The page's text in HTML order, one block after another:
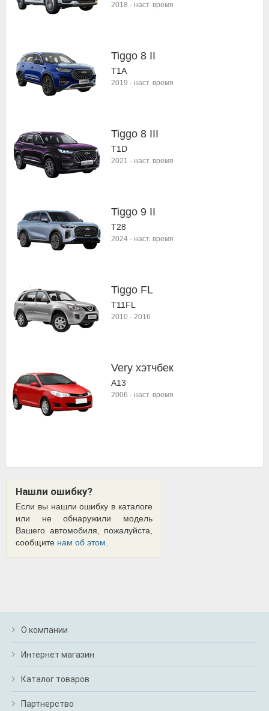
2018 - наст. время
Tiggo 8 II
T1A
2019 - наст. время
Tiggo 8 III
T1D
2021 - наст. время
Tiggo 9 II
T28
2024 - наст. время
Tiggo FL
Т11FL
2010 - 2016
Very хэтчбек
A13
2006 - наст. время
Нашли ошибку?
Если вы нашли ошибку в каталоге
или не обнаружили модель
Вашего автомобиля, пожалуйста,
сообщите нам об этом
О компании
Интернет магазин
Каталог товаров
Партнерство